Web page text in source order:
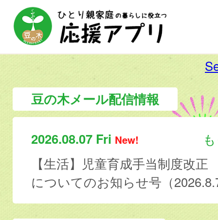
豆の木メール配信情報
2026.08.07 Fri New!
【生活】児童育成手当制度改正
についてのお知らせ号（